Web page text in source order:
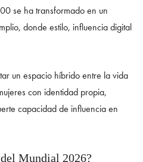
se ha transformado en un
donde estilo, influencia digital
un espacio híbrido entre la vida
con identidad propia,
capacidad de influencia en
Mundial 2026?